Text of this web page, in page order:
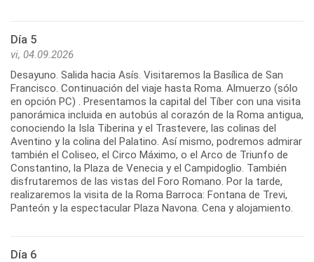
Día 5
vi, 04.09.2026
Desayuno. Salida hacia Asís. Visitaremos la Basílica de San
Francisco. Continuación del viaje hasta Roma. Almuerzo (sólo
en opción PC) . Presentamos la capital del Tíber con una visita
panorámica incluida en autobús al corazón de la Roma antigua,
conociendo la Isla Tiberina y el Trastevere, las colinas del
Aventino y la colina del Palatino. Así mismo, podremos admirar
también el Coliseo, el Circo Máximo, o el Arco de Triunfo de
Constantino, la Plaza de Venecia y el Campidoglio. También
disfrutaremos de las vistas del Foro Romano. Por la tarde,
realizaremos la visita de la Roma Barroca: Fontana de Trevi,
Panteón y la espectacular Plaza Navona. Cena y alojamiento.
Día 6